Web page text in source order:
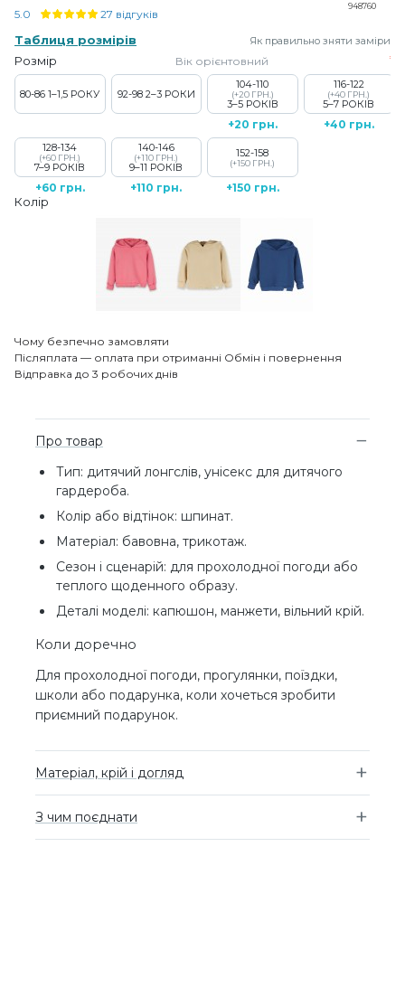
948760
5.0 27 відгуків
Таблиця розмірів Як правильно зняти заміри
Розмір Вік орієнтовний
80-86 1–1,5 РОКУ 92-98 2–3 РОКИ
104-110
(+20 ГРН.)
3–5 РОКІВ
+20 грн.
116-122
(+40 ГРН.)
5–7 РОКІВ
+40 грн.
128-134
(+60 ГРН.)
7–9 РОКІВ
+60 грн.
140-146
(+110 ГРН.)
9–11 РОКІВ
+110 грн.
152-158
(+150 ГРН.)
+150 грн.
Колір
Чому безпечно замовляти
Післяплата — оплата при отриманні Обмін і повернення
Відправка до 3 робочих днів
Про товар
Тип: дитячий лонгслів, унісекс для дитячого
гардероба.
Колір або відтінок: шпинат.
Матеріал: бавовна, трикотаж.
Сезон і сценарій: для прохолодної погоди або
теплого щоденного образу.
Деталі моделі: капюшон, манжети, вільний крій.
Коли доречно
Для прохолодної погоди, прогулянки, поїздки,
школи або подарунка, коли хочеться зробити
приємний подарунок.
Матеріал, крій і догляд
З чим поєднати